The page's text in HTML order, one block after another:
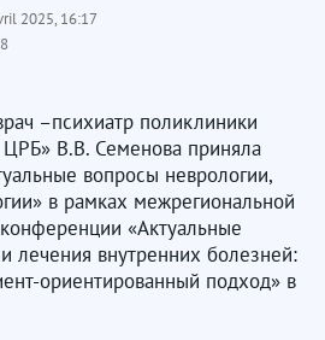
2025, 16:17
–психиатр поликлиники
В.В. Семенова приняла
вопросы неврологии,
в рамках межрегиональной
«Актуальные
лечения внутренних болезней:
ориентированный подход» в